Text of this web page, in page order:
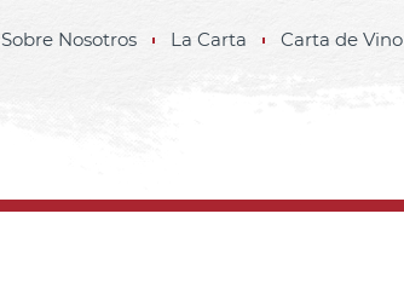
Sobre Nosotros La Carta Carta de Vino